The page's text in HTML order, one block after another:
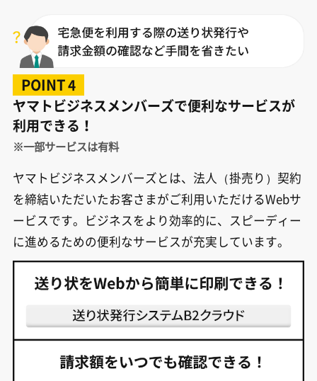
POINT4
ヤマトビジネスメンバーズで便利なサービスが
利用できる！
※一部サービスは有料
ヤマトビジネスメンバーズとは、法人（掛売り）契約
を締結いただいたお客さまがご利用いただけるWebサ
ービスです。ビジネスをより効率的に、スピーディー
に進めるための便利なサービスが充実しています。